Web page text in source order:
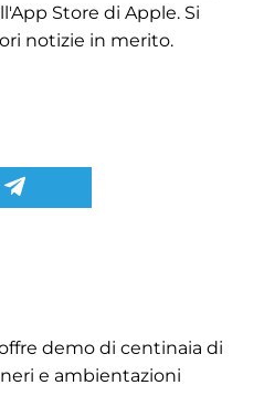
Store di Apple. Si
notizie in merito.
demo di centinaia di
e ambientazioni